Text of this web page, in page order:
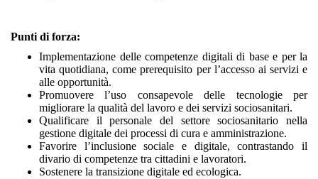
Punti di forza:
Implementazione delle competenze digitali di base e per la
vita quotidiana, come prerequisito per l’accesso ai servizi e
alle opportunità.
Promuovere l’uso consapevole delle tecnologie per
migliorare la qualità del lavoro e dei servizi sociosanitari.
Qualificare il personale del settore sociosanitario nella
gestione digitale dei processi di cura e amministrazione.
Favorire l’inclusione sociale e digitale, contrastando il
divario di competenze tra cittadini e lavoratori.
Sostenere la transizione digitale ed ecologica.